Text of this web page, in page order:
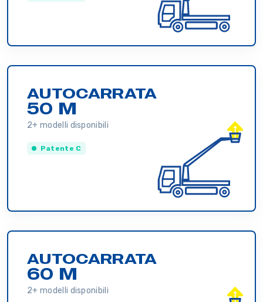
AUTOCARRATA
50 M
2+ modelli disponibili
Patente C
AUTOCARRATA
60 M
2+ modelli disponibili